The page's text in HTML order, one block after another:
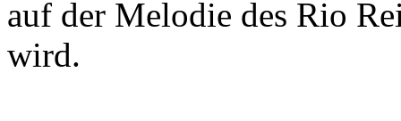
auf der Melodie des Rio
wird.